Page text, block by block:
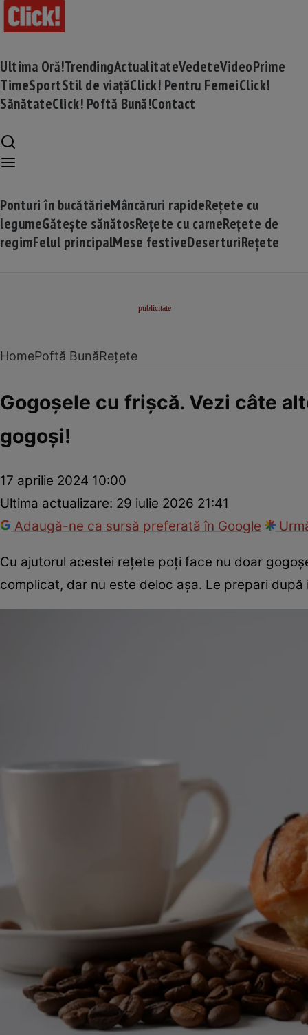
Ultima Oră!TrendingActualitateVedeteVideoPrime
TimeSportStil de viațăClick! Pentru FemeiClick!
SănătateClick! Poftă Bună!Contact
Ponturi în bucătărieMâncăruri rapideRețete cu
legumeGătește sănătosRețete cu carneRețete de
regimFelul principalMese festiveDeserturiRețete
HomePoftă BunăRețete
Gogoşele cu frişcă. Vezi câte
gogoşi!
17 aprilie 2024 10:00
Ultima actualizare: 29 iulie 2026 21:41
Adaugă-ne ca sursă preferată în Google
Cu ajutorul acestei reţete poţi face nu doar
complicat, dar nu este deloc aşa. Le prepari